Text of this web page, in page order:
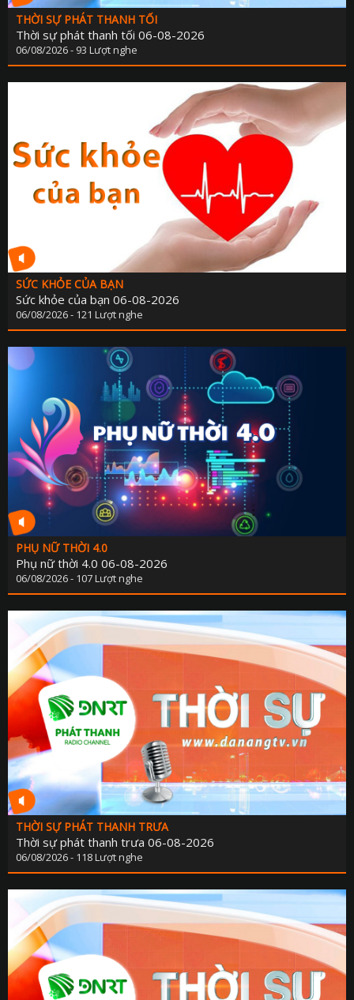
THỜI SỰ PHÁT THANH TỐI
Thời sự phát thanh tối 06-08-2026
06/08/2026 - 93 Lượt nghe
SỨC KHỎE CỦA BẠN
Sức khỏe của bạn 06-08-2026
06/08/2026 - 121 Lượt nghe
PHỤ NỮ THỜI 4.0
Phụ nữ thời 4.0 06-08-2026
06/08/2026 - 107 Lượt nghe
THỜI SỰ PHÁT THANH TRƯA
Thời sự phát thanh trưa 06-08-2026
06/08/2026 - 118 Lượt nghe